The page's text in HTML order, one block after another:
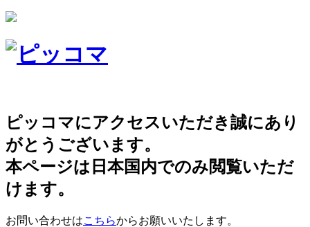
ピッコマにアクセスいただき誠にあり
がとうございます。
本ページは日本国内でのみ閲覧いただ
けます。
お問い合わせはこちらからお願いいたします。